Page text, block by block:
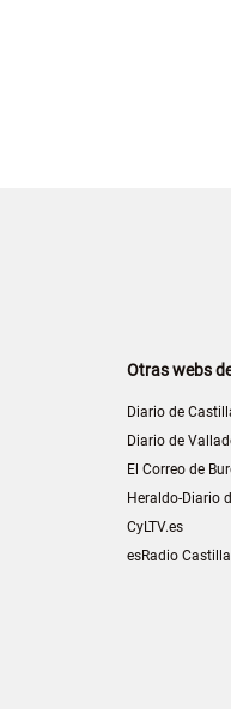
Otras webs
Diario de
Diario de
El Correo de
Heraldo-Diario
CyLTV.es
esRadio